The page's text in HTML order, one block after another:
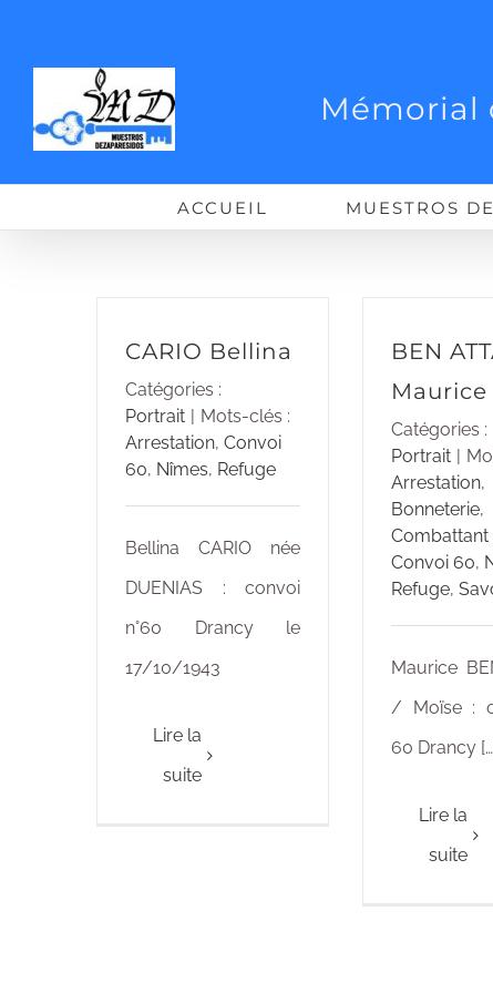
Mémorial
ACCUEIL MUESTROS
CARIO Bellina
Catégories :
Portrait | Mots-clés :
Arrestation, Convoi
60, Nîmes, Refuge
Bellina CARIO née
DUENIAS : convoi
n°60 Drancy le
17/10/1943
Lire la
suite
BEN
Maurice
Catégories :
Portrait |
Arrestation,
Bonneterie,
Convoi 60,
Refuge,
Maurice
/ Moïse :
60 Drancy
Lire la
suite